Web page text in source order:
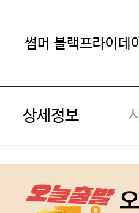
썸머 블랙프라이데이
상세정보